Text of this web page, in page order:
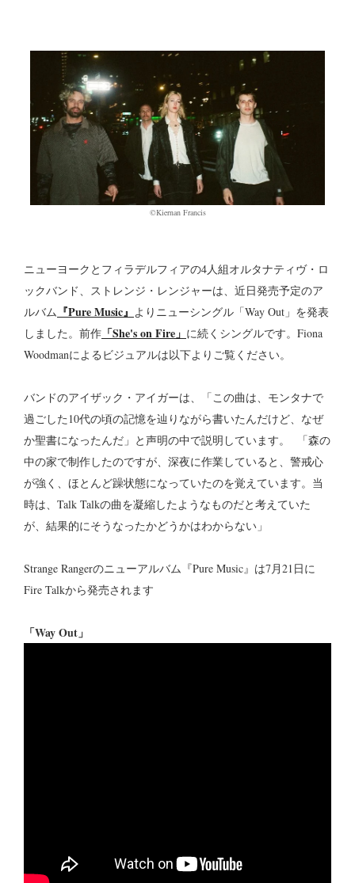
©Kiernan Francis
ニューヨークとフィラデルフィアの4人組オルタナティヴ・ロ
ックバンド、ストレンジ・レンジャーは、近日発売予定のア
ルバム 『Pure Music』 よりニューシングル「Way Out」を発表
しました。前作 「She's on Fire」 に続くシングルです。Fiona
Woodmanによるビジュアルは以下よりご覧ください。
バンドのアイザック・アイガーは、「この曲は、モンタナで
過ごした10代の頃の記憶を辿りながら書いたんだけど、なぜ
か聖書になったんだ」と声明の中で説明しています。 「森の
中の家で制作したのですが、深夜に作業していると、警戒心
が強く、ほとんど躁状態になっていたのを覚えています。当
時は、Talk Talkの曲を凝縮したようなものだと考えていた
が、結果的にそうなったかどうかはわからない」
Strange Rangerのニューアルバム『Pure Music』は7月21日に
Fire Talkから発売されます
「Way Out」